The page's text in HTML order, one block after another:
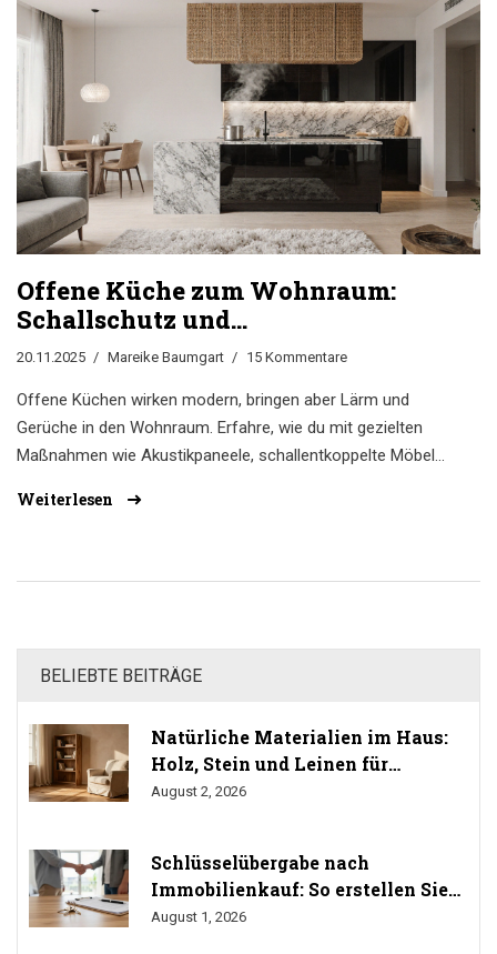
Offene Küche zum Wohnraum:
Schallschutz und
Geruchsmanagement - Praktische
Komfort
20.11.2025 Mareike Baumgart 15 Kommentare
Offene Küchen wirken modern, bringen aber Lärm und
Gerüche in den Wohnraum. Erfahre, wie du mit gezielten
Maßnahmen wie Akustikpaneele, schallentkoppelte Möbel
zurückgewinnst.
Weiterlesen
BELIEBTE BEITRÄGE
Natürliche Materialien im Haus:
Holz, Stein und Leinen für
gesundes Wohnen
August 2, 2026
Schlüsselübergabe nach
Immobilienkauf: So erstellen Sie
das Übergabeprotokoll richtig
August 1, 2026